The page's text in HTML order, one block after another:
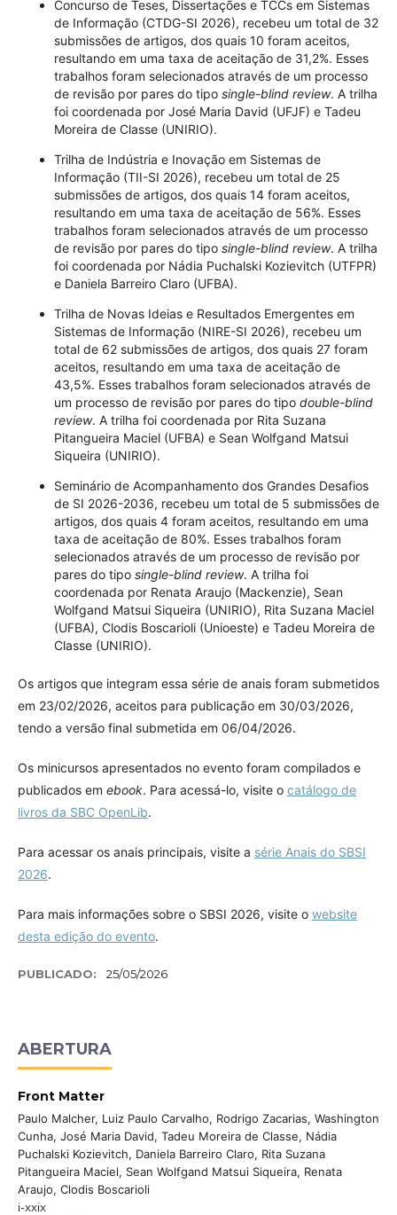
Concurso de Teses, Dissertações e TCCs em Sistemas
de Informação (CTDG-SI 2026), recebeu um total de 32
submissões de artigos, dos quais 10 foram aceitos,
resultando em uma taxa de aceitação de 31,2%. Esses
trabalhos foram selecionados através de um processo
de revisão por pares do tipo single-blind review. A trilha
foi coordenada por José Maria David (UFJF) e Tadeu
Moreira de Classe (UNIRIO).
Trilha de Indústria e Inovação em Sistemas de
Informação (TII-SI 2026), recebeu um total de 25
submissões de artigos, dos quais 14 foram aceitos,
resultando em uma taxa de aceitação de 56%. Esses
trabalhos foram selecionados através de um processo
de revisão por pares do tipo single-blind review. A trilha
foi coordenada por Nádia Puchalski Kozievitch (UTFPR)
e Daniela Barreiro Claro (UFBA).
Trilha de Novas Ideias e Resultados Emergentes em
Sistemas de Informação (NIRE-SI 2026), recebeu um
total de 62 submissões de artigos, dos quais 27 foram
aceitos, resultando em uma taxa de aceitação de
43,5%. Esses trabalhos foram selecionados através de
um processo de revisão por pares do tipo double-blind
review. A trilha foi coordenada por Rita Suzana
Pitangueira Maciel (UFBA) e Sean Wolfgand Matsui
Siqueira (UNIRIO).
Seminário de Acompanhamento dos Grandes Desafios
de SI 2026-2036, recebeu um total de 5 submissões de
artigos, dos quais 4 foram aceitos, resultando em uma
taxa de aceitação de 80%. Esses trabalhos foram
selecionados através de um processo de revisão por
pares do tipo single-blind review. A trilha foi
coordenada por Renata Araujo (Mackenzie), Sean
Wolfgand Matsui Siqueira (UNIRIO), Rita Suzana Maciel
(UFBA), Clodis Boscarioli (Unioeste) e Tadeu Moreira de
Classe (UNIRIO).
Os artigos que integram essa série de anais foram submetidos
em 23/02/2026, aceitos para publicação em 30/03/2026,
tendo a versão final submetida em 06/04/2026.
Os minicursos apresentados no evento foram compilados e
publicados em ebook. Para acessá-lo, visite o catálogo de
livros da SBC OpenLib.
Para acessar os anais principais, visite a série Anais do SBSI
2026.
Para mais informações sobre o SBSI 2026, visite o website
desta edição do evento.
PUBLICADO: 25/05/2026
ABERTURA
Front Matter
Paulo Malcher, Luiz Paulo Carvalho, Rodrigo Zacarias, Washington
Cunha, José Maria David, Tadeu Moreira de Classe, Nádia
Puchalski Kozievitch, Daniela Barreiro Claro, Rita Suzana
Pitangueira Maciel, Sean Wolfgand Matsui Siqueira, Renata
Araujo, Clodis Boscarioli
i-xxix